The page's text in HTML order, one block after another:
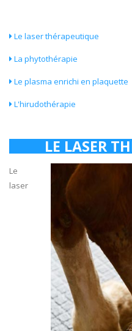
Le laser thérapeutique
La phytothérapie
Le plasma enrichi en plaquette
L'hirudothérapie
LE LASER
Le
laser